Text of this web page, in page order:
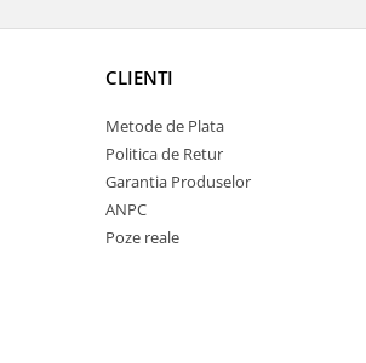
CLIENTI
Metode de Plata
Politica de Retur
Garantia Produselor
ANPC
Poze reale